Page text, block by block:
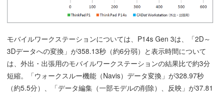
モバイルワークステーションについては、P14s Gen 3は、「2D～
3Dデータへの変換」が358.13秒（約6分弱）と表示時間について
は、外出・出張用のモバイルワークステーションの結果比で約3分
短縮。「ウォークスルー機能（Navis）データ変換」が328.97秒
（約5.5分）、「データ編集（一部モデルの削除）、反映」が37.81